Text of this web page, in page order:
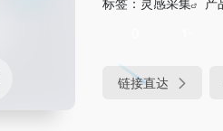
标签： 灵感采集 产
链接直达